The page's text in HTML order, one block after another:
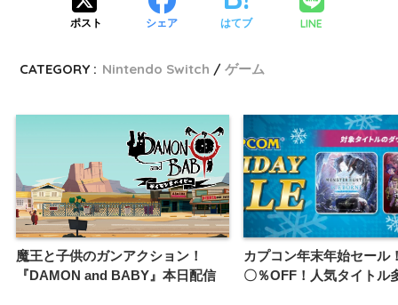
ポスト シェア はてブ LINE
CATEGORY : Nintendo Switch ゲーム
魔王と子供のガンアクション！
『DAMON and BABY』本日配信
カプコン年末年始セール
〇％OFF！人気タイトル